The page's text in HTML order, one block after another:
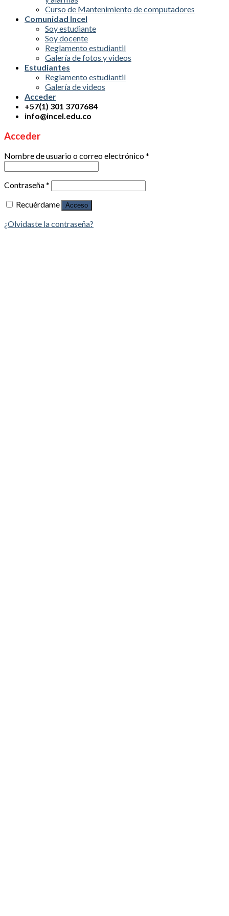
Curso de Mantenimiento de computadores
Comunidad Incel
Soy estudiante
Soy docente
Reglamento estudiantil
Galería de fotos y videos
Estudiantes
Reglamento estudiantil
Galería de videos
Acceder
+57(1) 301 3707684
info@incel.edu.co
Acceder
Nombre de usuario o correo electrónico*
Contraseña*
Recuérdame
Acceso
¿Olvidaste la contraseña?